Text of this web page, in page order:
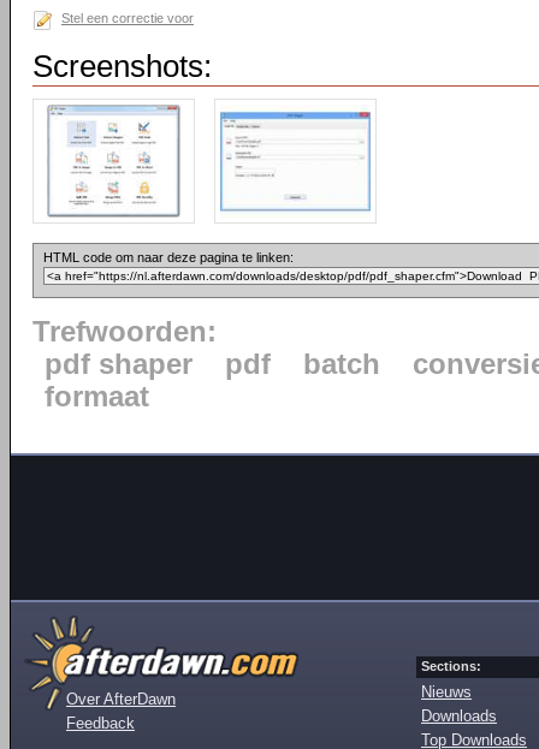
Stel een correctie voor
Screenshots:
HTML code om naar deze pagina te linken:
Trefwoorden:
pdf shaper
pdf batch
formaat
Over AfterDawn
Feedback
Sections:
Nieuws
Downloads
Top Downloads